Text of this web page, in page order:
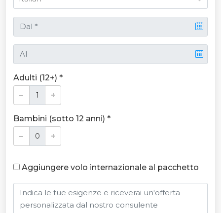
Adulti (12+) *
Bambini (sotto 12 anni) *
Aggiungere volo internazionale al pacchetto